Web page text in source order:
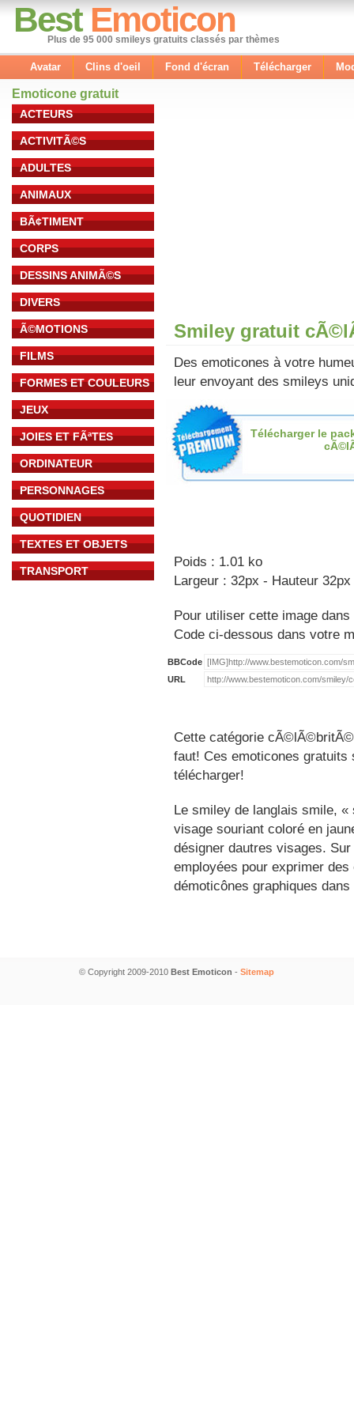
Best Emoticon
Plus de 95 000 smileys gratuits classés par thèmes
Avatar Clins d'oeil Fond d'écran Télécharger
Emoticone gratuit
ACTEURS
ACTIVITÃ©S
ADULTES
ANIMAUX
BÃ¢TIMENT
CORPS
DESSINS ANIMÃ©S
DIVERS
Ã©MOTIONS
FILMS
FORMES ET COULEURS
JEUX
JOIES ET FÃªTES
ORDINATEUR
PERSONNAGES
QUOTIDIEN
TEXTES ET OBJETS
TRANSPORT
Smiley gratuit
Des emoticones à votre
leur envoyant des smileys
Télécharger le
Poids : 1.01 ko
Largeur : 32px - Hauteur 32px
Pour utiliser cette image
Code ci-dessous dans votre
BBCode
URL
Cette catégorie
faut! Ces emoticones
télécharger!
Le smiley de langlais smile,
visage souriant coloré en
désigner dautres visages.
employées pour exprimer
démoticônes graphiques
© Copyright 2009-2010 Best Emoticon - Sitemap